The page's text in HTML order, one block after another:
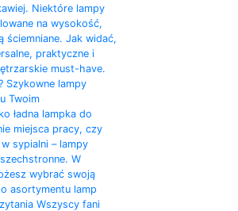
Niektóre lampy
na wysokość,
ściemniane. Jak widać,
praktyczne i
must-have.
Szykowne lampy
Twoim
ładna lampka do
miejsca pracy, czy
sypialni – lampy
W
wybrać swoją
asortymentu lamp
Wszyscy fani